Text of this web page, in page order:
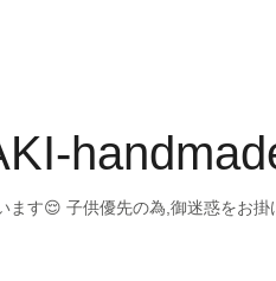
ます😌 子供優先の為,御迷惑をお掛